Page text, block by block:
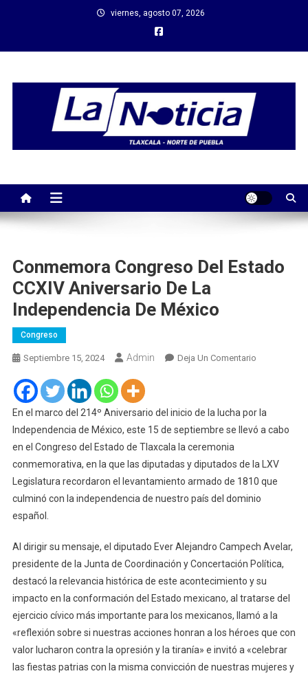
viernes, agosto 07, 2026
Conmemora Congreso Del Estado
CCXIV Aniversario De La
Independencia De México
Congreso
Septiembre 15, 2024 Admin Deja Un ComentarioEn
CCXIV
De
La
En el marco del 214º Aniversario del inicio de la lucha por la
Independencia de México, este 15 de septiembre se llevó a cabo
en el Congreso del Estado de Tlaxcala la ceremonia
conmemorativa, en la que las diputadas y diputados de la LXV
Legislatura recordaron el levantamiento armado de 1810 que
culminó con la independencia de nuestro país del dominio
español.
Al dirigir su mensaje, el diputado Ever Alejandro Campech Avelar,
presidente de la Junta de Coordinación y Concertación Política,
destacó la relevancia histórica de este acontecimiento y su
impacto en la conformación del Estado mexicano, al tratarse del
ejercicio cívico más importante para los mexicanos, llamó a la
«reflexión sobre si nuestras acciones honran a los héroes que con
valor lucharon contra la opresión y la tiranía» e invitó a «celebrar
las fiestas patrias con la misma convicción de nuestras mujeres y